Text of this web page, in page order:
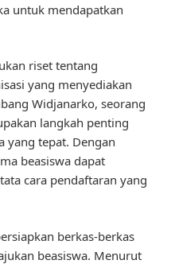
untuk mendapatkan
riset tentang
yang menyediakan
Widjanarko, seorang
langkah penting
yang tepat. Dengan
beasiswa dapat
cara pendaftaran yang
berkas-berkas
beasiswa. Menurut